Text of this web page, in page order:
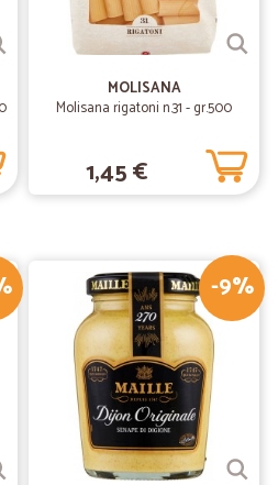
meglio di
07/04/2019
MOLISANA
Molisana rigatoni n.31 - gr.500
1,45 €
-9%